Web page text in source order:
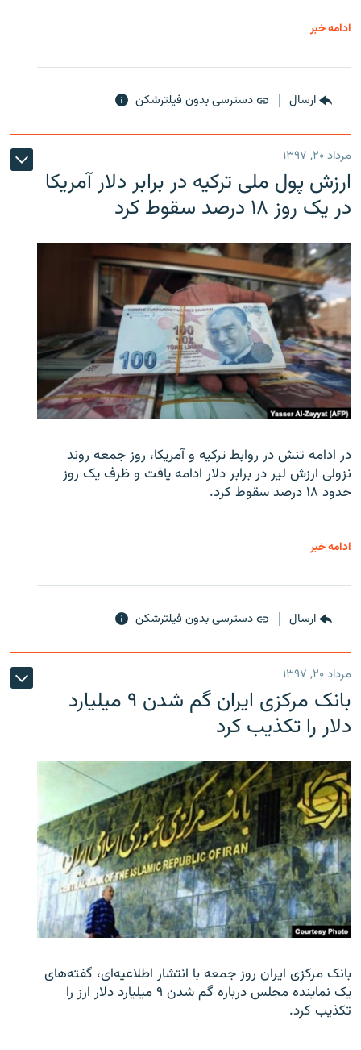
ادامه خبر
ارسال دسترسی بدون فیلترشکن
مرداد ۲۰, ۱۳۹۷
ارزش پول ملی ترکیه در برابر دلار آمریکا
در یک روز ۱۸ درصد سقوط کرد
در ادامه تنش در روابط ترکیه و آمریکا، روز جمعه روند
نزولی ارزش لیر در برابر دلار ادامه یافت و ظرف یک روز
حدود ۱۸ درصد سقوط کرد.
ادامه خبر
ارسال دسترسی بدون فیلترشکن
مرداد ۲۰, ۱۳۹۷
بانک مرکزی ایران گم شدن ۹ میلیارد
دلار را تکذیب کرد
بانک مرکزی ایران روز جمعه با انتشار اطلاعیه‌ای، گفته‌های
یک نماینده مجلس درباره گم شدن ۹ میلیارد دلار ارز را
تکذیب کرد.